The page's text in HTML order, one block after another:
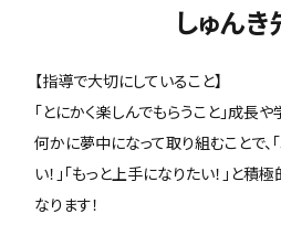
しゅん
【指導で大切にしていること】
「とにかく楽しんでもらうこと」成長
何かに夢中になって取り組むことで、
い！」「もっと上手になりたい！」と
なります！